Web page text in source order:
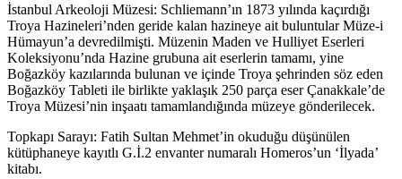
İstanbul Arkeoloji Müzesi: Schliemann’ın 1873 yılında kaçırdığı
Troya Hazineleri’nden geride kalan hazineye ait buluntular Müze-i
Hümayun’a devredilmişti. Müzenin Maden ve Hulliyet Eserleri
Koleksiyonu’nda Hazine grubuna ait eserlerin tamamı, yine
Boğazköy kazılarında bulunan ve içinde Troya şehrinden söz eden
Boğazköy Tableti ile birlikte yaklaşık 250 parça eser Çanakkale’de
Troya Müzesi’nin inşaatı tamamlandığında müzeye gönderilecek.
Topkapı Sarayı: Fatih Sultan Mehmet’in okuduğu düşünülen
kütüphaneye kayıtlı G.İ.2 envanter numaralı Homeros’un ‘İlyada’
kitabı.